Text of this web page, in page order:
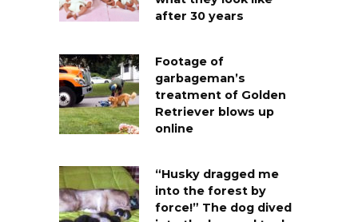
after 30 years
Footage of
garbageman’s
treatment of Golden
Retriever blows up
online
“Husky dragged me
into the forest by
force!” The dog dived